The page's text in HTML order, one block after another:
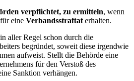
verpflichtet, zu ermitteln, wenn
eine Verbandsstraftat erhalten.
aller Regel schon durch die
begründet, soweit diese irgendwie
aufweist. Stellt die Behörde eine
für den Verstoß des
Sanktion verhängen.